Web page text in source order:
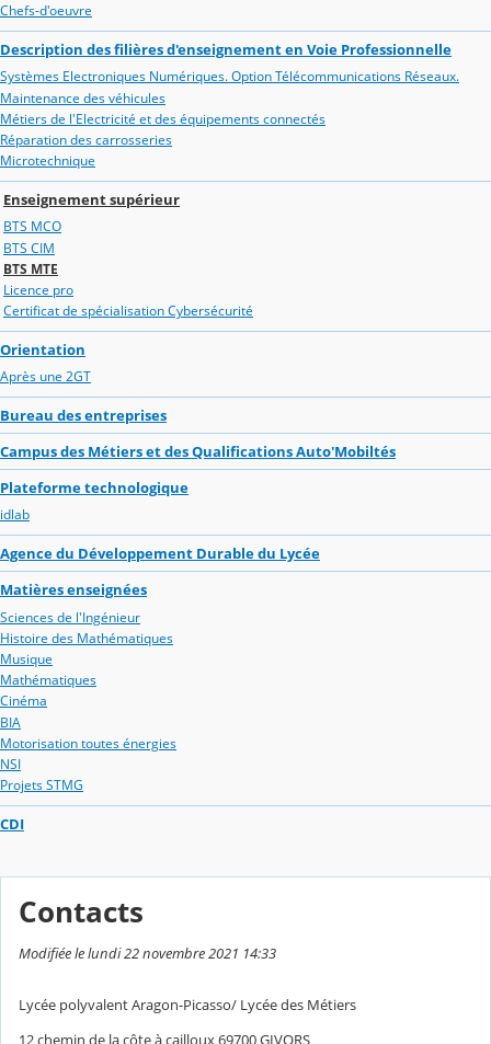
Chefs-d'oeuvre
Description des filières d'enseignement en Voie Professionnelle
Systèmes Electroniques Numériques. Option Télécommunications Réseaux.
Maintenance des véhicules
Métiers de l'Electricité et des équipements connectés
Réparation des carrosseries
Microtechnique
Enseignement supérieur
BTS MCO
BTS CIM
BTS MTE
Licence pro
Certificat de spécialisation Cybersécurité
Orientation
Après une 2GT
Bureau des entreprises
Campus des Métiers et des Qualifications Auto'Mobiltés
Plateforme technologique
idlab
Agence du Développement Durable du Lycée
Matières enseignées
Sciences de l'Ingénieur
Histoire des Mathématiques
Musique
Mathématiques
Cinéma
BIA
Motorisation toutes énergies
NSI
Projets STMG
CDI
Contacts
Modifiée le lundi 22 novembre 2021 14:33
Lycée polyvalent Aragon-Picasso/ Lycée des Métiers